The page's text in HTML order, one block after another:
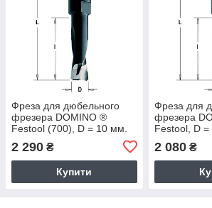
Фреза для дюбельного
фрезера DOMINO ®
Festool (700), D = 10 мм.
2 290 ₴
Купити
Фреза для
фрезера
Festool, D
2 080₴